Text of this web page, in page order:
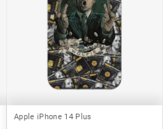
Apple iPhone 14 Plus